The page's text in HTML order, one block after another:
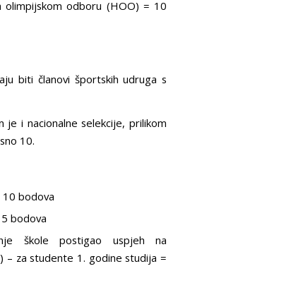
odboru (HOO) = 10
biti članovi športskih udruga s
i nacionalne selekcije, prilikom
10.
bodova
bodova
škole postigao uspjeh na
– za studente 1. godine studija =